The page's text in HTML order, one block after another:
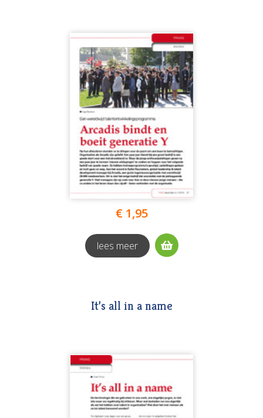
€ 1,95
lees meer
It’s all in a name